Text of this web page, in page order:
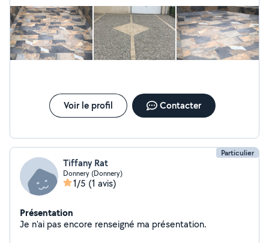
Voir le profil Contacter
Particulier
Tiffany Rat
Donnery (Donnery)
1/5 (1 avis)
Présentation
Je n'ai pas encore renseigné ma présentation.